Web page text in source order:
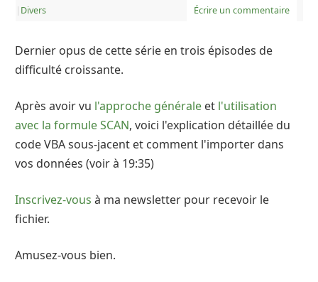
| Divers Écrire un commentaire
Dernier opus de cette série en trois épisodes de
difficulté croissante.
Après avoir vu l'approche générale et l'utilisation
avec la formule SCAN, voici l'explication détaillée du
code VBA sous-jacent et comment l'importer dans
vos données (voir à 19:35)
Inscrivez-vous à ma newsletter pour recevoir le
fichier.
Amusez-vous bien.